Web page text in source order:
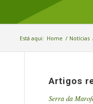
Está aqui: Home / Notícias
Artigos
Serra da